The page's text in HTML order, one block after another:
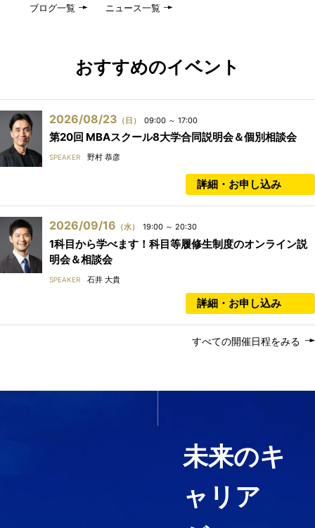
ブログ一覧 ニュース一覧
おすすめのイベント
2026/08/23 （日） 09:00 ～ 17:00
第20回 MBAスクール8大学合同説明会＆個別相談会
SPEAKER 野村 恭彦
詳細・お申し込み
2026/09/16 （水） 19:00 ～ 20:30
1科目から学べます！科目等履修生制度のオンライン説
明会＆相談会
SPEAKER 石井 大貴
詳細・お申し込み
すべての開催日程をみる
未来のキ
ャリア